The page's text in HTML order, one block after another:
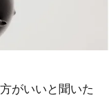
がいいと聞いた